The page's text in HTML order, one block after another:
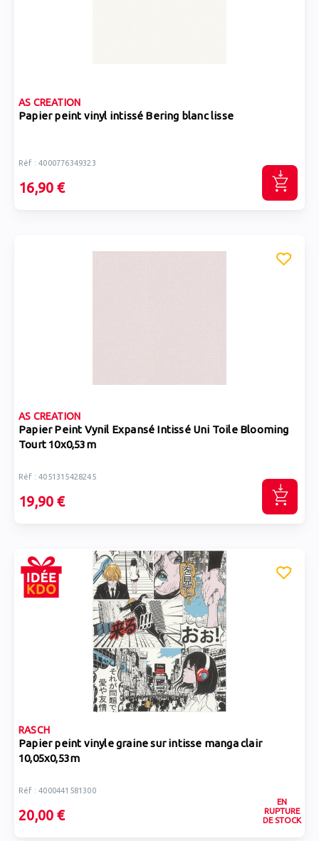
AS CREATION
Papier peint vinyl intissé Bering blanc lisse
Réf : 4000776349323
16,90 €
AS CREATION
Papier Peint Vynil Expansé Intissé Uni Toile Blooming
Tourt 10x0,53m
Réf : 4051315428245
19,90 €
RASCH
Papier peint vinyle graine sur intisse manga clair
10,05x0,53m
Réf : 4000441581300
20,00 €
EN
RUPTURE
DE STOCK